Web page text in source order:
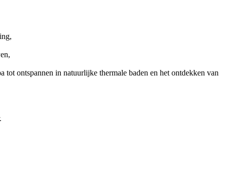
ontspannen in natuurlijke thermale baden en het ontdekken van